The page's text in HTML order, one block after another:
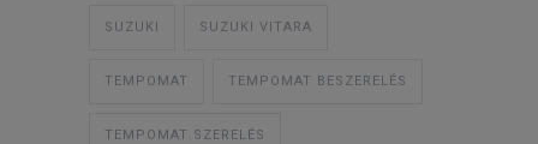
SUZUKI SUZUKI VITARA
TEMPOMAT TEMPOMAT BESZERELÉS
TEMPOMAT SZERELÉS